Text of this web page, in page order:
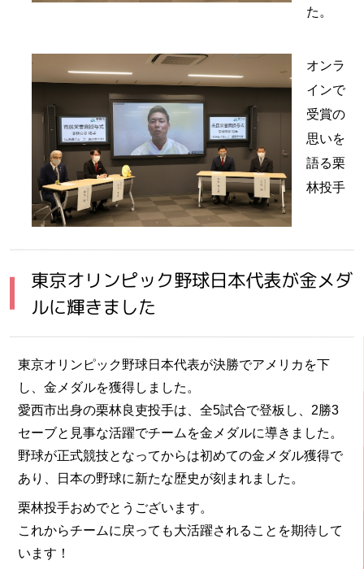
た。
オンラ
インで
受賞の
思いを
語る栗
林投手
東京オリンピック野球日本代表が金メダ
ルに輝きました
東京オリンピック野球日本代表が決勝でアメリカを下
し、金メダルを獲得しました。
愛西市出身の栗林良吏投手は、全5試合で登板し、2勝3
セーブと見事な活躍でチームを金メダルに導きました。
野球が正式競技となってからは初めての金メダル獲得で
あり、日本の野球に新たな歴史が刻まれました。
栗林投手おめでとうございます。
これからチームに戻っても大活躍されることを期待して
います！